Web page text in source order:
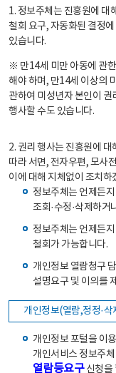
1. 정보주체는 진흥원에 대
철회 요구, 자동화된 결정
있습니다.
※ 만14세 미만 아동에 관
해야 하며, 만14세 이상의
관하여 미성년자 본인이
행사할 수도 있습니다.
2. 권리 행사는 진흥원에
따라 서면, 전자우편, 모사
이에 대해 지체없이 조치하
정보주체는 언제든지
조회·수정·삭제하거
정보주체는 언제든지
철회가 가능합니다.
개인정보 열람청구
설명요구 및 이의를
개인정보(열람,정정·
개인정보 포털을 이
개인서비스 정보주
열람등요구신청을